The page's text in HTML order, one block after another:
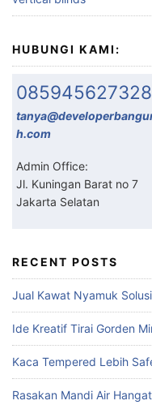
HUBUNGI KAMI:
085945627328
h.com
Admin Office:
Jl. Kuningan Barat no 7
Jakarta Selatan
RECENT POSTS
Jual Kawat Nyamuk
Ide Kreatif Tirai Gorden
Kaca Tempered Lebih
Rasakan Mandi Air